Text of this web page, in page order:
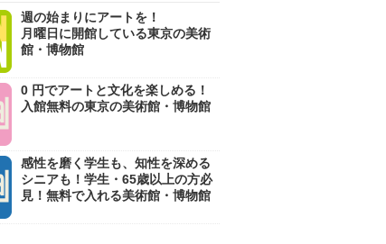
週の始まりにアートを！
月曜日に開館している東京の美術
館・博物館
0 円でアートと文化を楽しめる！
入館無料の東京の美術館・博物館
感性を磨く学生も、知性を深める
シニアも！学生・65歳以上の方必
見！無料で入れる美術館・博物館